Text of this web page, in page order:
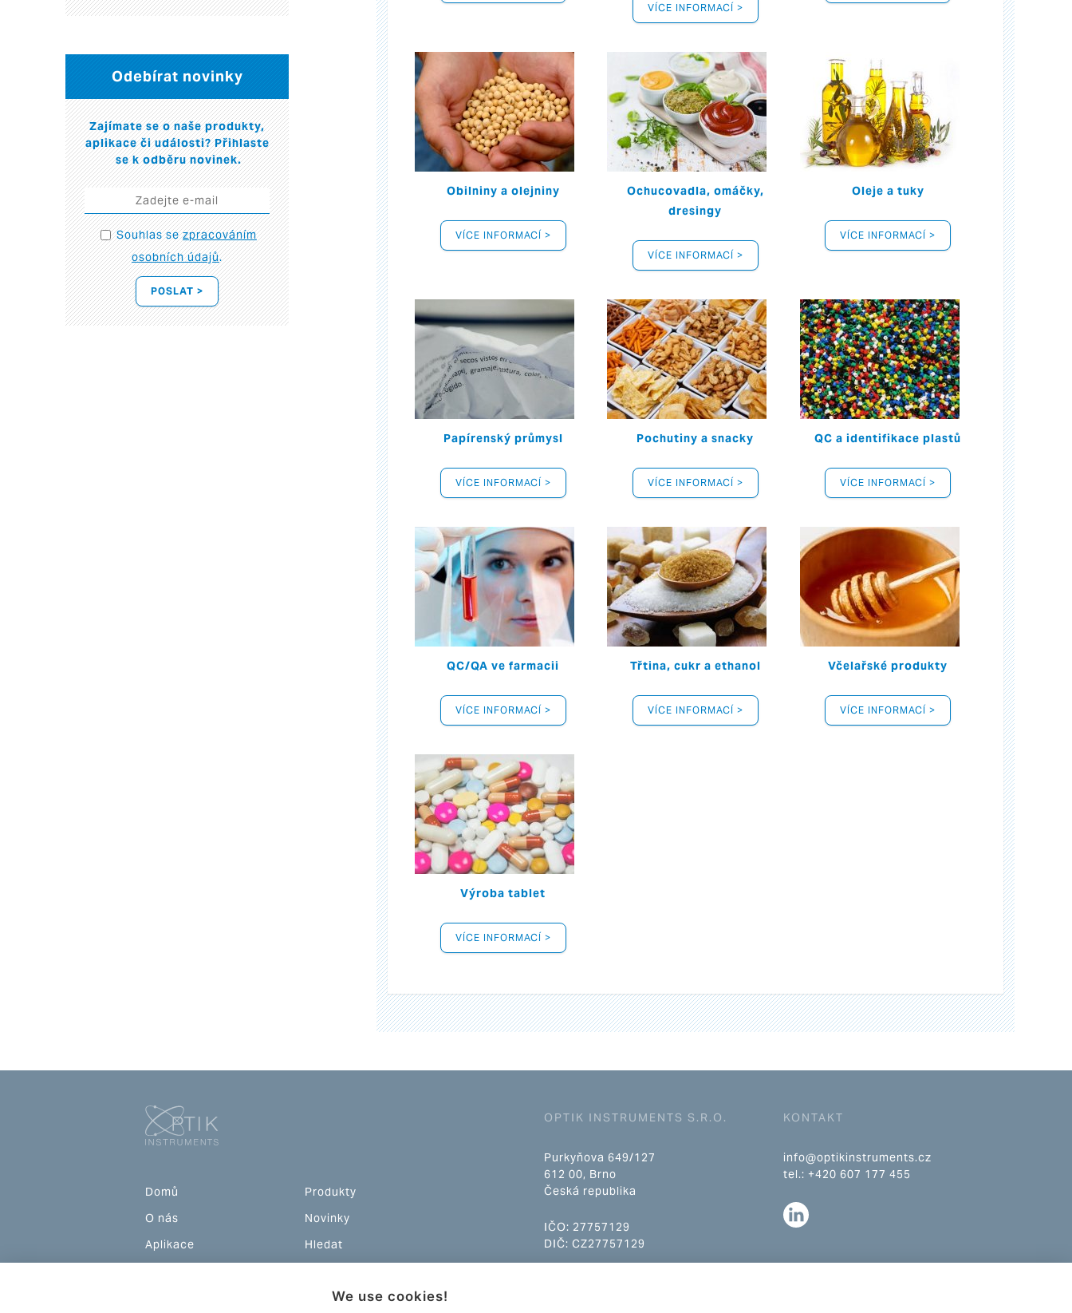
VÍCE INFORMACÍ >
Obilniny a olejniny
VÍCE INFORMACÍ >
Ochucovadla, omáčky,
dresingy
VÍCE INFORMACÍ >
Oleje a tuky
VÍCE INFORMACÍ >
Papírenský průmysl
VÍCE INFORMACÍ >
Pochutiny a snacky
VÍCE INFORMACÍ >
QC a identifikace plastů
VÍCE INFORMACÍ >
QC/QA ve farmacii
VÍCE INFORMACÍ >
Třtina, cukr a ethanol
VÍCE INFORMACÍ >
Včelařské produkty
VÍCE INFORMACÍ >
Výroba tablet
VÍCE INFORMACÍ >
Odebírat novinky
Zajímate se o naše produkty,
aplikace či události? Přihlaste
se k odběru novinek.
Souhlas sezpracováním
osobních údajů.
POSLAT >
Domů
Produkty
O nás
Novinky
Aplikace
Hledat
Kontakty
OPTIK INSTRUMENTS S.R.O.
Purkyňova 649/127
612 00, Brno
Česká republika
IČO: 27757129
DIČ: CZ27757129
KONTAKT
info@optikinstruments.cz
tel.: +420 607 177 455
We use cookies!